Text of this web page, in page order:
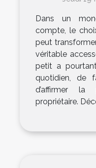
Dans un
compte, le
peut
véritable
petit a
quotidien, de
d’affirmer la
propriétaire.